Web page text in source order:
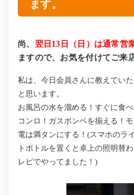
ます。
尚、 翌日13日（日）は通常
ますので、お気を付けてご来
私は、今日会員さんに教えてい
と思います。
お風呂の水を溜める！すぐに食
コンロ！ガスボンベを揃える！
電は満タンにする！(スマホのラ
トボトルを置くと卓上の照明替
レビでやってました！)